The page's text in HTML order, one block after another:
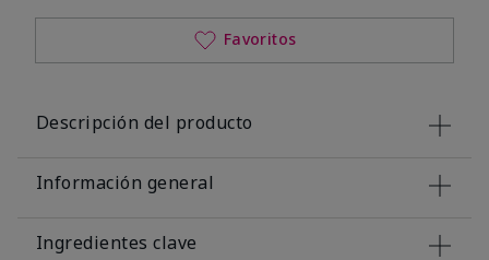
Favoritos
Descripción del producto
Información general
Ingredientes clave